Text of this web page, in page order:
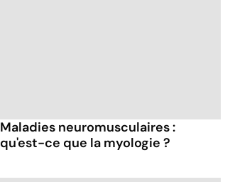
Maladies neuromusculaires :
qu'est-ce que la myologie ?